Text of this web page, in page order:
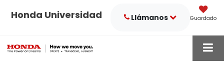
Honda Universidad Guardado
Llámanos
Fotos No
Disponibles